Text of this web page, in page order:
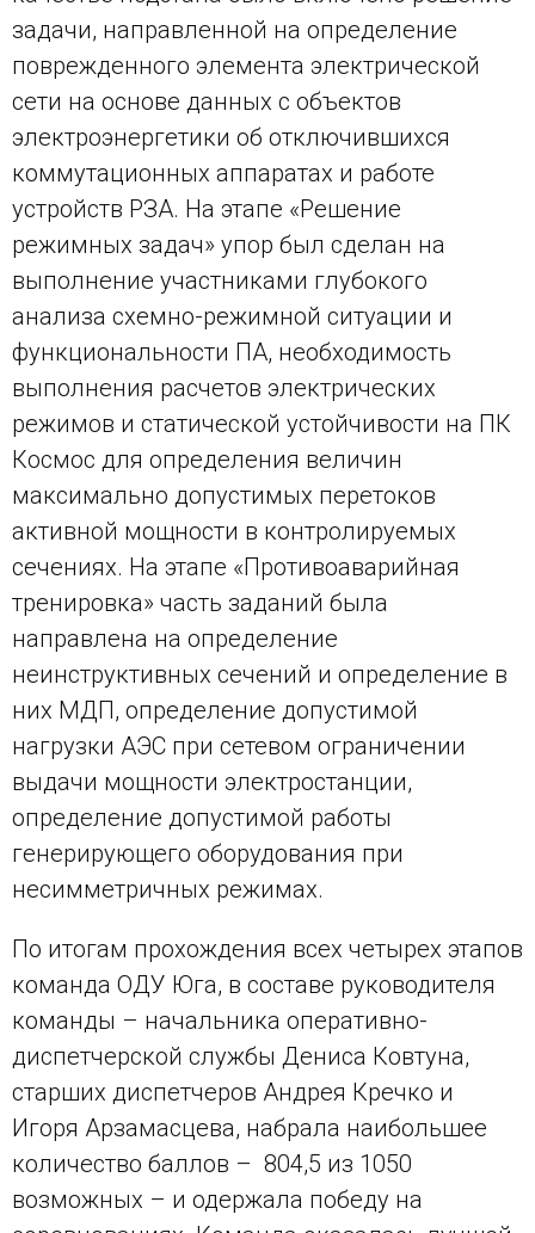
задачи, направленной на определение
поврежденного элемента электрической
сети на основе данных с объектов
электроэнергетики об отключившихся
коммутационных аппаратах и работе
устройств РЗА. На этапе «Решение
режимных задач» упор был сделан на
выполнение участниками глубокого
анализа схемно-режимной ситуации и
функциональности ПА, необходимость
выполнения расчетов электрических
режимов и статической устойчивости на ПК
Космос для определения величин
максимально допустимых перетоков
активной мощности в контролируемых
сечениях. На этапе «Противоаварийная
тренировка» часть заданий была
направлена на определение
неинструктивных сечений и определение в
них МДП, определение допустимой
нагрузки АЭС при сетевом ограничении
выдачи мощности электростанции,
определение допустимой работы
генерирующего оборудования при
несимметричных режимах.
По итогам прохождения всех четырех этапов
команда ОДУ Юга, в составе руководителя
команды – начальника оперативно-
диспетчерской службы Дениса Ковтуна,
старших диспетчеров Андрея Кречко и
Игоря Арзамасцева, набрала наибольшее
количество баллов – 804,5 из 1050
возможных – и одержала победу на